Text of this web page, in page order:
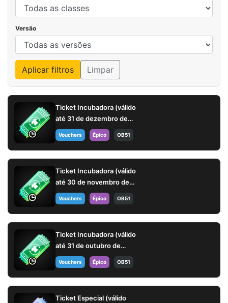
Versão
Aplicar filtros Limpar
Ticket Incubadora (válido
até 31 de dezembro de
2025)
Vouchers Épico OB51
Ticket Incubadora (válido
até 30 de novembro de
2025)
Vouchers Épico OB51
Ticket Incubadora (válido
até 31 de outubro de
2025)
Vouchers Épico OB51
Ticket Especial (válido